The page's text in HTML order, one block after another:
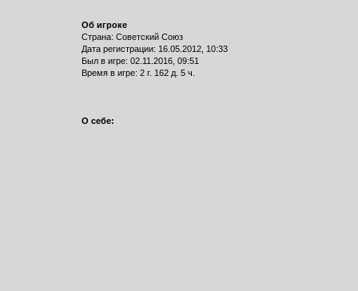
Об игроке
Страна: Советский Союз
Дата регистрации: 16.05.2012, 10:33
Был в игре: 02.11.2016, 09:51
Время в игре: 2 г. 162 д. 5 ч.
О себе: